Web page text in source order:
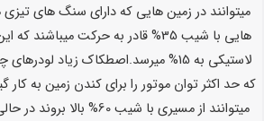
میتوانند در زمین هایی که دارای سنگ های
هایی با شیب 35% قادر به حرکت
لاستیکی به 15% میرسد.اصطکاک زیاد
که حد اکثر توان موتور را برای کندن زمین به
میتوانند از مسیری با شیب